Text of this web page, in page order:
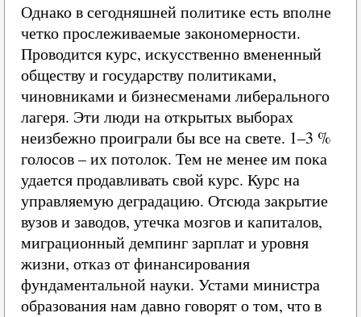
Однако в сегодняшней политике есть вполне
четко прослеживаемые закономерности.
Проводится курс, искусственно вмененный
обществу и государству политиками,
чиновниками и бизнесменами либерального
лагеря. Эти люди на открытых выборах
неизбежно проиграли бы все на свете. 1–3 %
голосов – их потолок. Тем не менее им пока
удается продавливать свой курс. Курс на
управляемую деградацию. Отсюда закрытие
вузов и заводов, утечка мозгов и капиталов,
миграционный демпинг зарплат и уровня
жизни, отказ от финансирования
фундаментальной науки. Устами министра
образования нам давно говорят о том, что в